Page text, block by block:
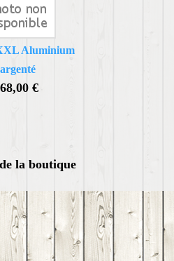
Aluminium
argenté
68,00 €
la boutique